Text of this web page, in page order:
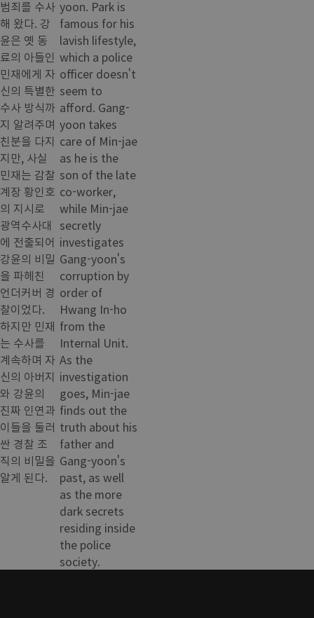
범죄를 수사
해 왔다. 강
윤은 옛 동
료의 아들인
민재에게 자
신의 특별한
수사 방식까
지 알려주며
친분을 다지
지만, 사실
민재는 감찰
계장 황인호
의 지시로
광역수사대
에 전출되어
강윤의 비밀
을 파헤친
언더커버 경
찰이었다.
하지만 민재
는 수사를
계속하며 자
신의 아버지
와 강윤의
진짜 인연과
이들을 둘러
싼 경찰 조
직의 비밀을
알게 된다.
yoon. Park is
famous for his
lavish lifestyle,
which a police
officer doesn't
seem to
afford. Gang-
yoon takes
care of Min-jae
as he is the
son of the late
co-worker,
while Min-jae
secretly
investigates
Gang-yoon's
corruption by
order of
Hwang In-ho
from the
Internal Unit.
As the
investigation
goes, Min-jae
finds out the
truth about his
father and
Gang-yoon's
past, as well
as the more
dark secrets
residing inside
the police
society.